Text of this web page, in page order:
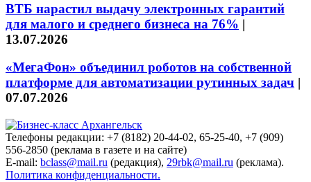
ВТБ нарастил выдачу электронных гарантий
для малого и среднего бизнеса на 76% |
13.07.2026
«МегаФон» объединил роботов на собственной
платформе для автоматизации рутинных задач |
07.07.2026
Телефоны редакции: +7 (8182) 20-44-02, 65-25-40, +7 (909)
556-2850 (реклама в газете и на сайте)
E-mail: bclass@mail.ru (редакция), 29rbk@mail.ru (реклама).
Политика конфиденциальности.